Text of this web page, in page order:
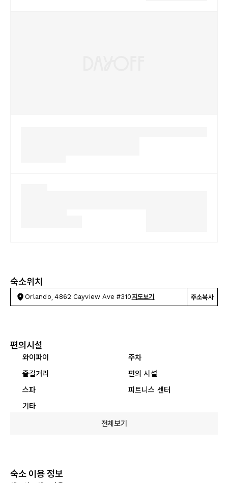
숙소위치
Orlando, 4862 Cayview Ave #310 지도보기 주소복사
편의시설
와이파이
주차
즐길거리
편의 시설
스파
피트니스 센터
기타
전체보기
숙소 이용 정보